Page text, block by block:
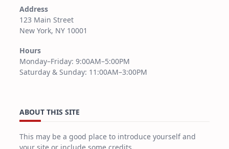
Address
123 Main Street
New York, NY 10001
Hours
Monday–Friday: 9:00AM–5:00PM
Saturday & Sunday: 11:00AM–3:00PM
ABOUT THIS SITE
This may be a good place to introduce yourself and
your site or include some credits.